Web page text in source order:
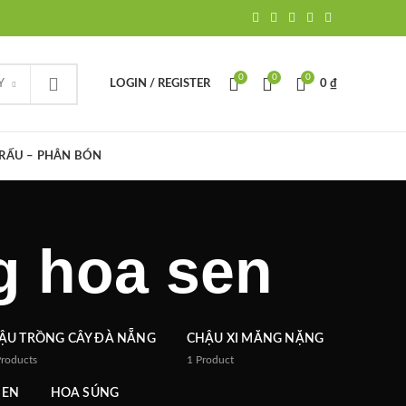
LOGIN / REGISTER
0 0 0
0 ₫
– PHÂN BÓN
hoa sen
TRỒNG CÂY ĐÀ NẴNG CHẬU XI MĂNG NẶNG
1 Product
HOA SÚNG